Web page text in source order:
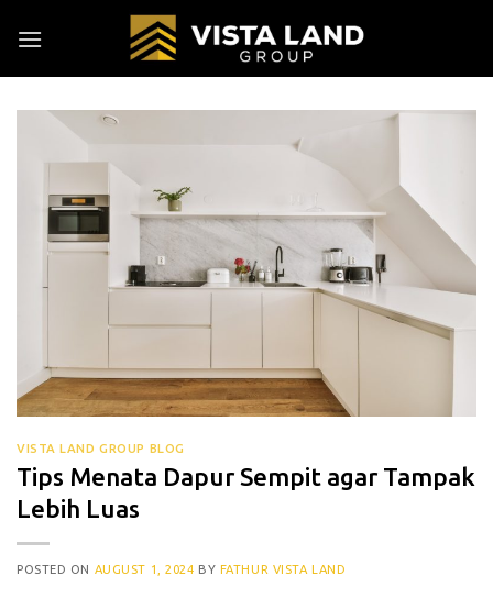
VISTA LAND GROUP BLOG
Tips Menata Dapur Sempit agar Tampak
Lebih Luas
POSTED ON AUGUST 1, 2024 BY FATHUR VISTA LAND